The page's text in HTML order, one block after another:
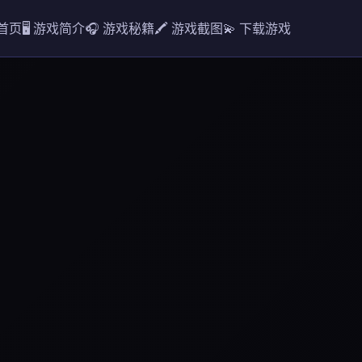
页🖥️ 游戏简介🎧 游戏秘籍🖍️ 游戏截图💫 下载游戏